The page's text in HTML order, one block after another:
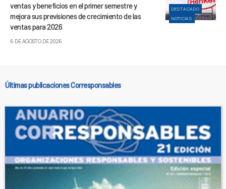
DESTACADO
NOTICIAS
ventas y beneficios en el primer semestre y
mejora sus previsiones de crecimiento de las
ventas para 2026
6 DE AGOSTO DE 2026
Últimas publicaciones Corresponsables